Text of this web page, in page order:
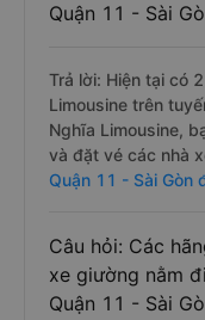
Quận 11 - Sài
Trả lời: Hiện tại có
Limousine trên
Nghĩa Limousine,
và đặt vé các nhà
Quận 11 - Sài Gòn
Câu hỏi: Các
xe giường nằm
Quận 11 - Sài